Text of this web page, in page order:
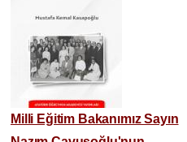
Milli Eğitim Bakanımız Sayın